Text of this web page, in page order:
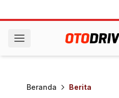
Beranda Berita